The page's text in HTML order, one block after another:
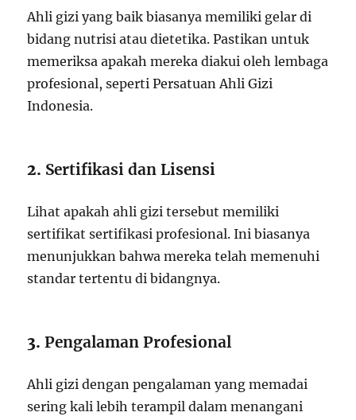
Ahli gizi yang baik biasanya memiliki gelar di
bidang nutrisi atau dietetika. Pastikan untuk
memeriksa apakah mereka diakui oleh lembaga
profesional, seperti Persatuan Ahli Gizi
Indonesia.
2. Sertifikasi dan Lisensi
Lihat apakah ahli gizi tersebut memiliki
sertifikat sertifikasi profesional. Ini biasanya
menunjukkan bahwa mereka telah memenuhi
standar tertentu di bidangnya.
3.Pengalaman Profesional
Ahli gizi dengan pengalaman yang memadai
sering kali lebih terampil dalam menangani